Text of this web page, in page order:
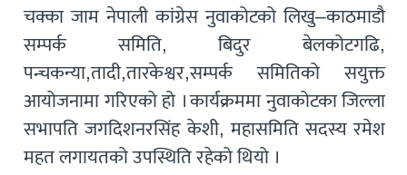
चक्का जाम नेपाली कांग्रेस नुवाकोटको लिखु–काठमाडौ
सम्पर्क समिति, बिदुर बेलकोटगढि,
पन्चकन्या,तादी,तारकेश्वर,सम्पर्क समितिको सयुक्त
आयोजनामा गरिएको हो । कार्यक्रममा नुवाकोटका जिल्ला
सभापति जगदिशनरसिंह केशी, महासमिति सदस्य रमेश
महत लगायतको उपस्थिति रहेको थियो ।